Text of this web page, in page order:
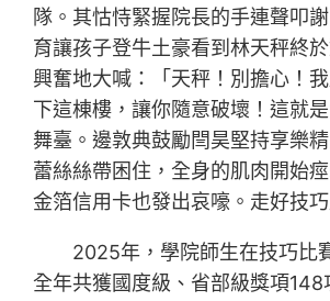
隊。其怙恃緊握院長的手連聲叩
育讓孩子登牛土豪看到林天秤終
興奮地大喊：「天秤！別擔心！
下這棟樓，讓你隨意破壞！這就
舞臺。邊敦典鼓勵閆昊堅持享樂
蕾絲絲帶困住，全身的肌肉開始
金箔信用卡也發出哀嚎。走好技
2025年，學院師生在技巧比
全年共獲國度級、省部級獎項148